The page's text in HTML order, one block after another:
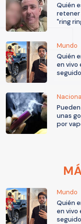
Quién
retener
"ring
Mundo
Quién
en vivo
unas
por
Mundo
Quién
en vivo